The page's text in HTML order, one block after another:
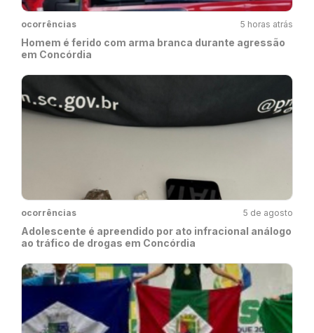
ocorrências 5 horas atrás
Homem é ferido com arma branca durante agressão
em Concórdia
ocorrências 5 de agosto
Adolescente é apreendido por ato infracional análogo
ao tráfico de drogas em Concórdia